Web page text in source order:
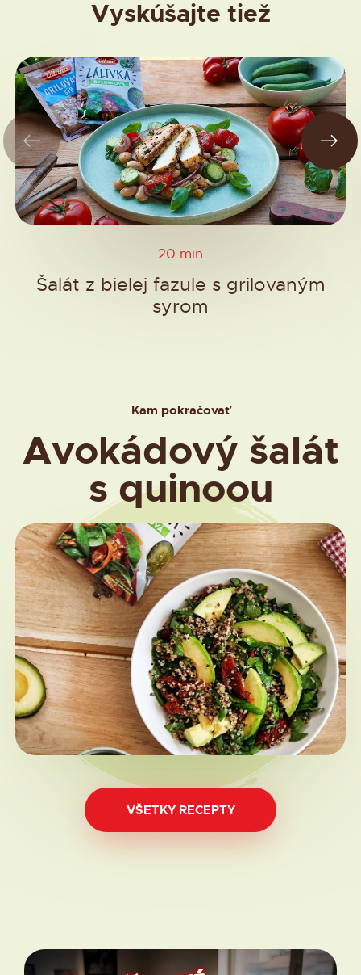
Vyskúšajte tiež
20 min
Šalát z bielej fazule s grilovaným
syrom
Kam pokračovať
Avokádový šalát
s quinoou
VŠETKY RECEPTY